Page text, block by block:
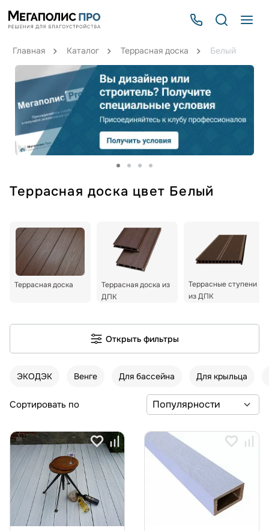
Главная Каталог Террасная доска Белый
Террасная доска цвет Белый
Террасная доска
Террасная доска из
ДПК
Террасные ступени
из ДПК
Открыть фильтры
ЭКОДЭК Венге Для бассейна Для крыльца
Сортировать по